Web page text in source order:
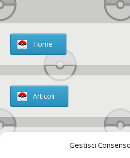
Gestisci
Home
Articoli
Chi siamo